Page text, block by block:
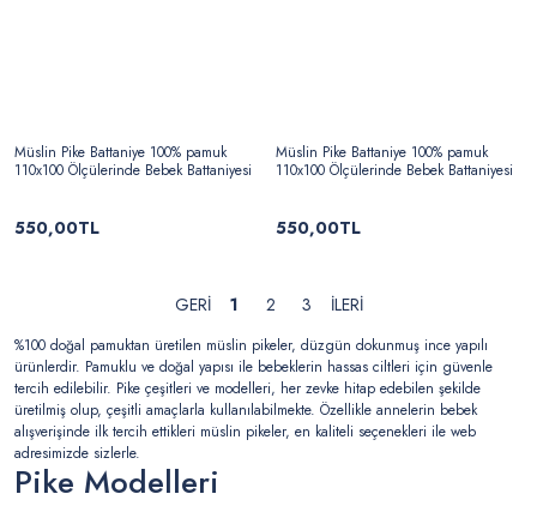
Müslin Pike Battaniye 100% pamuk
110x100 Ölçülerinde Bebek Battaniyesi
550,00TL
Müslin Pike Battaniye 100% pamuk
110x100 Ölçülerinde Bebek Battaniyesi
550,00TL
1 2 3
%100 doğal pamuktan üretilen müslin pikeler, düzgün dokunmuş ince yapılı
ürünlerdir. Pamuklu ve doğal yapısı ile bebeklerin hassas ciltleri için güvenle
tercih edilebilir. Pike çeşitleri ve modelleri, her zevke hitap edebilen şekilde
üretilmiş olup, çeşitli amaçlarla kullanılabilmekte. Özellikle annelerin bebek
alışverişinde ilk tercih ettikleri müslin pikeler, en kaliteli seçenekleri ile web
adresimizde sizlerle.
Pike Modelleri